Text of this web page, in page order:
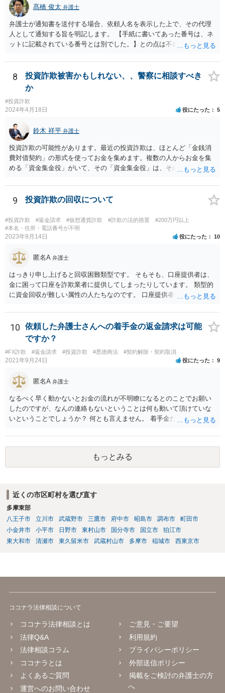
髙橋 俊太 弁護士
弁護士が通知書を送付する場合、依頼人名を表示した上で、その代理
人として通知する旨を明記します。 【手紙に書いてあった番号は、ネ
ットに記載されている番号とは別でした。】との点は不自然ではある
護士検索でその弁護士を検索し、そこに記載されている電話番号に連
絡をして、通知書の内容等について確認をしてみるとよいでしょう。
8
投資詐欺被害かもしれない、、警察に相談すべき
か
#投資詐欺
2024年4月18日 役にたった 5
鈴木 祥平 弁護士
投資詐欺の可能性があります。最近の投資詐欺は、ほとんど「金銭消
費対借契約」の形式を使ってお金を集めます。複数の人からお金を集
める「資金集金役」がいて、その「資金集金役」は、その先の「投資
初は、数回、配当を支払うことをします。それによって、相手方を信
頼させて、追加の投資をさせる場合があります。しばらくすると、
「投資案件保有者からの配当が止まったので配当が支払えない」とい
ってきます。しばらく、だいたい、みなさん暫く待ちますが、結局返
ってきません。もう待てなくなって、「資金集金役」から回収をしよ
うとしても、「資金集金役」にはお金がありませんし、訴訟を提起し
判に勝訴しても、その「資金集金役」には財産がないので回収をする
分も投資案件保有者の話を信じて、お金を出しているし、もし、これ
が詐欺ならば自分も被害者だ」と言ってきます。お金を出している証
拠として、資金集金役と投資案件保有者の「金銭消費貸借契約書」な
ります。刑事的にも民事的にも責任追及がしにくいスキームになって
いるわけです。 要するに、民事上の責任も刑事上の責任も「資金集金
役」にかぶせて、その先の「投資案件保有者」さらにその先の「投資
案件保有者」みたいに重奏的になっているので、責任追及がしにくい
9 投資詐欺の回収について
#投資詐欺 #返金請求 #仮想通貨詐欺 #詐欺の法的措置
#200万円以上
#本名・住所・電話番号が不明
2023年9月14日 役にたった 10
匿名A 弁護士
はっきり申し上げると回収困難類型です。 そもそも、口座提供者は、
金に困って口座を詐欺業者に提供してしまったりしています。 類型的
に資金回収が難しい属性の人たちなのです。 口座提供者を訴えた場
か、共同不法行為が成立するのかなども問題となります。 裁判所の目
も現状シビアにみられているなというのが感触です。 くわえて、SNS
等で詐欺行為を行った人物についてはそもそも特定が困難な場合が多
いです。 そのため、私は、この手の事件の弁護団に属していますが、
回収は困難であることを明言した上で、それでも依頼する意思がある
かを確認した上で事件に着手して進めています。
10
依頼した弁護士さんへの着手金の返金請求は可能
ですか？
#FX詐欺 #返金請求 #投資詐欺 #悪徳商法 #契約解除・契約取消
2021年9月24日 役にたった 9
匿名A 弁護士
なるべく早く動かないとお金の流れが不明瞭になるとのことでお願い
したのですが、なんの連絡もないということは何も動いて頂けていな
いということでしょうか？ 何とも言えません。 着手金だけ受け取って
などを確認しましょう。 着手金の返金は請求できますか？ 交渉してみ
て、事情によっては弁護士会に相談しましょう。
もっとみる
近くの市区町村を選び直す
多摩東部
八王子市
立川市 武蔵野市 三鷹市 府中市 昭島市 調布市
町田市
小金井市
小平市 日野市 東村山市 国分寺市 国立市
狛江市
東大和市
清瀬市 東久留米市 武蔵村山市 多摩市 稲城市 西東京市
ココナラ法律相談について
ココナラ法律相談とは
法律Q&A
法律相談コラム
ココナラとは
よくあるご質問
運営へのお問い合わせ
ご意見・ご要望
利用規約
プライバシーポリシー
外部送信ポリシー
掲載をご検討の弁護士の方
へ